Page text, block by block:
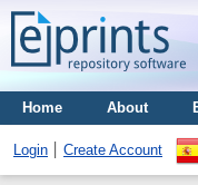
Home About
Login Create Account